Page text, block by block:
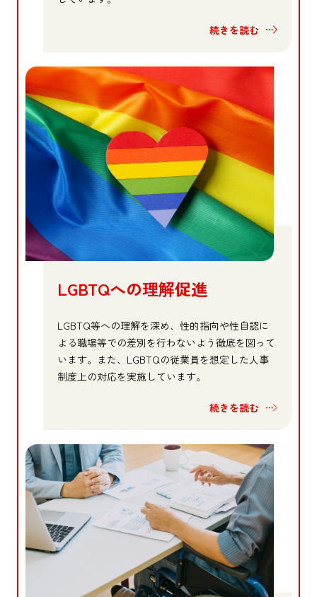
続きを読む
LGBTQへの理解促進
LGBTQ等への理解を深め、性的指向や性自認に
よる職場等での差別を行わないよう徹底を図って
います。また、LGBTQの従業員を想定した人事
制度上の対応を実施しています。
続きを読む